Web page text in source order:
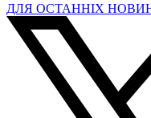
ДЛЯ ОСТАННІХ